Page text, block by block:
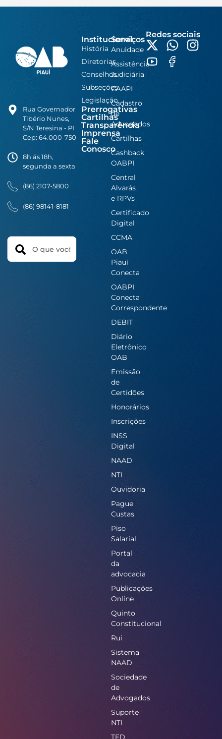
Rua Governador
Tibério Nunes,
S/N Teresina - PI
Cep: 64.000-750
8h ás 18h,
segunda a sexta
(86) 2107-5800
(86) 98141-8181
Search
Institucional
História
Diretorias
Conselhos
Subseções
Legislação
Prerrogativas
Cartilhas
Transparência
Imprensa
Fale
Conosco
Serviços
Anuidade
Assistência
Judiciária
CAAPI
Cadastro
de
Advogados
Cartilhas
Cashback
OABPI
Central
Alvarás
e RPVs
Certificado
Digital
CCMA
OAB
Piauí
Conecta
OABPI
Conecta
Correspondente
DEBIT
Diário
Eletrônico
OAB
Emissão
de
Certidões
Honorários
Inscrições
INSS
Digital
NAAD
NTI
Ouvidoria
Pague
Custas
Piso
Salarial
Portal
da
advocacia
Publicações
Online
Quinto
Constitucional
Rui
Sistema
NAAD
Sociedade
de
Advogados
Suporte
NTI
Redes sociais